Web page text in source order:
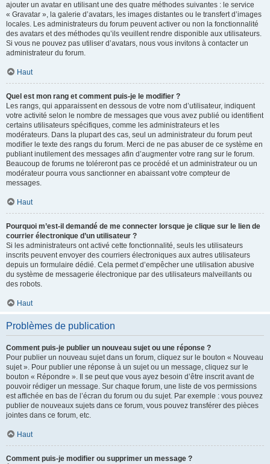
ajouter un avatar en utilisant une des quatre méthodes suivantes : le service
« Gravatar », la galerie d’avatars, les images distantes ou le transfert d’images
locales. Les administrateurs du forum peuvent activer ou non la fonctionnalité
des avatars et des méthodes qu’ils veuillent rendre disponible aux utilisateurs.
Si vous ne pouvez pas utiliser d’avatars, nous vous invitons à contacter un
administrateur du forum.
Haut
Quel est mon rang et comment puis-je le modifier ?
Les rangs, qui apparaissent en dessous de votre nom d’utilisateur, indiquent
votre activité selon le nombre de messages que vous avez publié ou identifient
certains utilisateurs spécifiques, comme les administrateurs et les
modérateurs. Dans la plupart des cas, seul un administrateur du forum peut
modifier le texte des rangs du forum. Merci de ne pas abuser de ce système en
publiant inutilement des messages afin d’augmenter votre rang sur le forum.
Beaucoup de forums ne toléreront pas ce procédé et un administrateur ou un
modérateur pourra vous sanctionner en abaissant votre compteur de
messages.
Haut
Pourquoi m’est-il demandé de me connecter lorsque je clique sur le lien de
courrier électronique d’un utilisateur ?
Si les administrateurs ont activé cette fonctionnalité, seuls les utilisateurs
inscrits peuvent envoyer des courriers électroniques aux autres utilisateurs
depuis un formulaire dédié. Cela permet d’empêcher une utilisation abusive
du système de messagerie électronique par des utilisateurs malveillants ou
des robots.
Haut
Problèmes de publication
Comment puis-je publier un nouveau sujet ou une réponse ?
Pour publier un nouveau sujet dans un forum, cliquez sur le bouton « Nouveau
sujet ». Pour publier une réponse à un sujet ou un message, cliquez sur le
bouton « Répondre ». Il se peut que vous ayez besoin d’être inscrit avant de
pouvoir rédiger un message. Sur chaque forum, une liste de vos permissions
est affichée en bas de l’écran du forum ou du sujet. Par exemple : vous pouvez
publier de nouveaux sujets dans ce forum, vous pouvez transférer des pièces
jointes dans ce forum, etc.
Haut
Comment puis-je modifier ou supprimer un message ?